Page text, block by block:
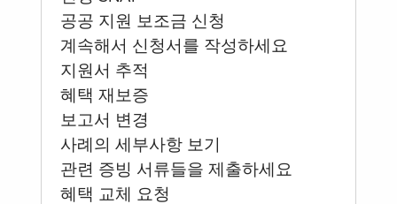
공공 지원 보조금 신청
계속해서 신청서를 작성하세요
지원서 추적
혜택 재보증
보고서 변경
사례의 세부사항 보기
관련 증빙 서류들을 제출하세요
혜택 교체 요청